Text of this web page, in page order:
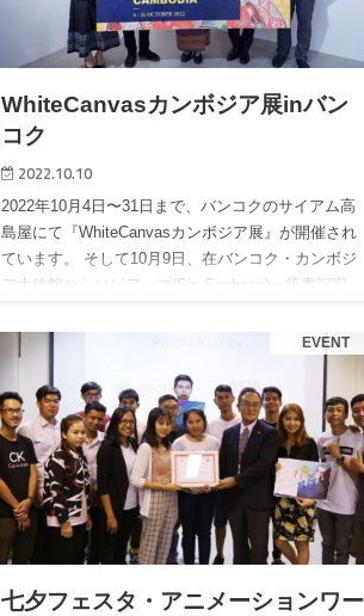
WhiteCanvasカンボジア展inバン
コク
2022.10.10
2022年10月4日〜31日まで、バンコクのサイアム高
島屋にて『WhiteCanvasカンボジア展』が開催され
ています。 そして10月9日、在バンコク・カンボジ
ア大使館からソピアップ(Sin Sopheap)一等書記官
EVENT
七夕フェスタ・アニメーションワー